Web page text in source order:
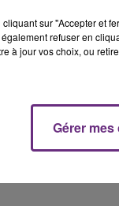
sur "Accepter et
refuser en
à jour vos choix, ou
Gérer